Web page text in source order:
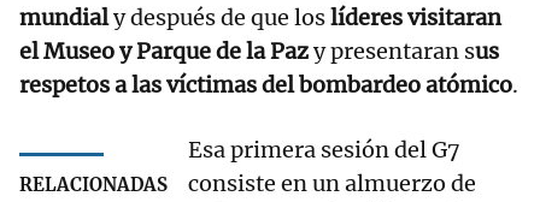
mundialy después de que loslíderes visitaran
el Museo y Parque de la Pazy presentaran sus
respetos a las víctimas del bombardeo atómico.
RELACIONADAS
Esa primera sesión del G7
consiste en un almuerzo de